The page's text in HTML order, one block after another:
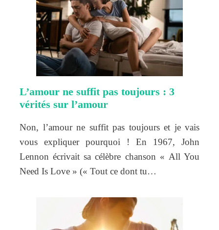
L’amour ne suffit pas toujours : 3
vérités sur l’amour
Non, l’amour ne suffit pas toujours et je vais
vous expliquer pourquoi ! En 1967, John
Lennon écrivait sa célèbre chanson « All You
Need Is Love » (« Tout ce dont tu…